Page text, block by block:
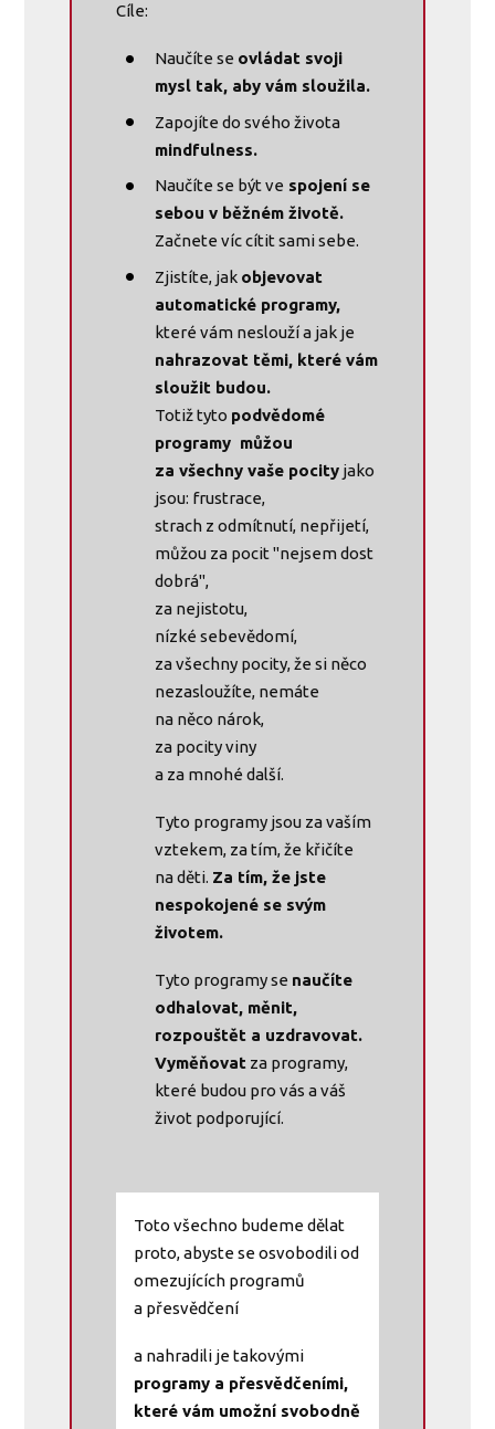
Cíle:
Naučíte se ovládat svoji
mysl tak, aby vám sloužila.
Zapojíte do svého života
mindfulness.
Naučíte se být ve spojení se
sebou v běžném životě.
Začnete víc cítit sami sebe.
Zjistíte, jak objevovat
automatické programy,
které vám neslouží a jak je
nahrazovat těmi, které vám
sloužit budou.
Totiž tyto podvědomé
programy můžou
za všechny vaše pocityjako
jsou: frustrace,
strach z odmítnutí, nepřijetí,
můžou za pocit "nejsem dost
dobrá",
za nejistotu,
nízké sebevědomí,
za všechny pocity, že si něco
nezasloužíte, nemáte
na něco nárok,
za pocity viny
a za mnohé další.
Tyto programy jsou za vaším
vztekem, za tím, že křičíte
na děti. Za tím, že jste
nespokojené se svým
životem.
Tyto programy se naučíte
odhalovat, měnit,
rozpouštět a uzdravovat.
Vyměňovatza programy,
které budou pro vás a váš
život podporující.
Toto všechno budeme dělat
proto, abyste se osvobodili od
omezujících programů
a přesvědčení
a nahradili je takovými
programy a přesvědčeními,
které vám umožní svobodně